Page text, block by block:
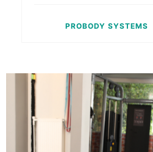
PROBODY SYSTEMS